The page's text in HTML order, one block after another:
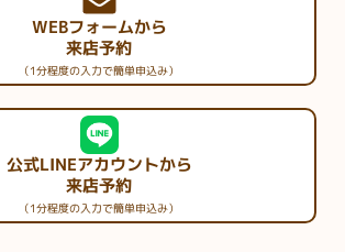
WEBフォームから
来店予約
（1分程度の入力で簡単申込み）
公式LINEアカウントから
来店予約
（1分程度の入力で簡単申込み）